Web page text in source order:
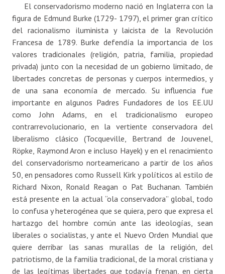
El conservadorismo moderno nació en Inglaterra con la
figura de Edmund Burke (1729- 1797), el primer gran crítico
del racionalismo iluminista y laicista de la Revolución
Francesa de 1789. Burke defendía la importancia de los
valores tradicionales (religión, patria, familia, propiedad
privada) junto con la necesidad de un gobierno limitado, de
libertades concretas de personas y cuerpos intermedios, y
de una sana economía de mercado. Su influencia fue
importante en algunos Padres Fundadores de los EE.UU
como John Adams, en el tradicionalismo europeo
contrarrevolucionario, en la vertiente conservadora del
liberalismo clásico (Tocqueville, Bertrand de Jouvenel,
Röpke, Raymond Aron e incluso Hayek) y en el renacimiento
del conservadorismo norteamericano a partir de los años
50, en pensadores como Russell Kirk y políticos al estilo de
Richard Nixon, Ronald Reagan o Pat Buchanan. También
está presente en la actual “ola conservadora” global, todo
lo confusa y heterogénea que se quiera, pero que expresa el
hartazgo del hombre común ante las ideologías, sean
liberales o socialistas, y ante el Nuevo Orden Mundial que
quiere derribar las sanas murallas de la religión, del
patriotismo, de la familia tradicional, de la moral cristiana y
de las legítimas libertades que todavía frenan, en cierta